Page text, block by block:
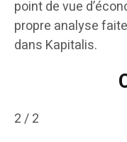
point de vue
propre analyse
dans Kapitalis.
2 / 2